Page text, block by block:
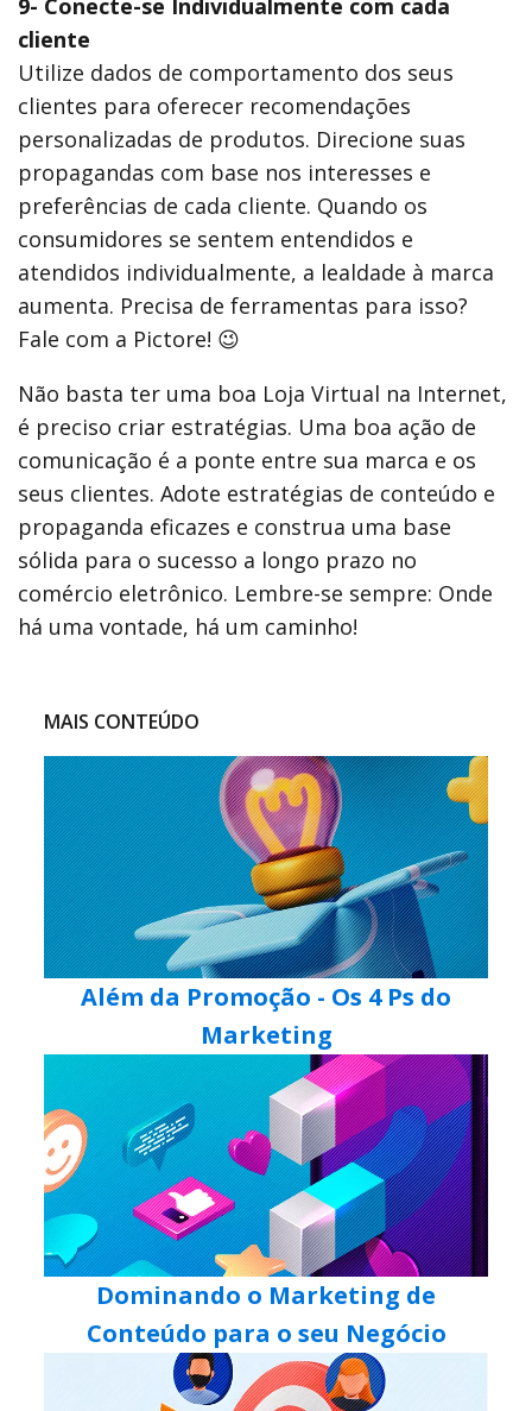
cliente
Utilize dados de comportamento dos seus
clientes para oferecer recomendações
personalizadas de produtos. Direcione suas
propagandas com base nos interesses e
preferências de cada cliente. Quando os
consumidores se sentem entendidos e
atendidos individualmente, a lealdade à marca
aumenta. Precisa de ferramentas para isso?
Fale com a Pictore! 😉
Não basta ter uma boa Loja Virtual na Internet,
é preciso criar estratégias. Uma boa ação de
comunicação é a ponte entre sua marca e os
seus clientes. Adote estratégias de conteúdo e
propaganda eficazes e construa uma base
sólida para o sucesso a longo prazo no
comércio eletrônico. Lembre-se sempre: Onde
há uma vontade, há um caminho!
MAIS CONTEÚDO
Além da Promoção - Os 4 Ps do
Marketing
Dominando o Marketing de
Conteúdo para o seu Negócio